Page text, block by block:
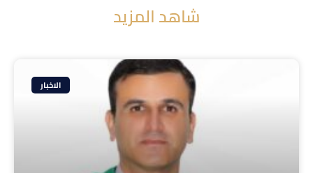
شاهد المزيد
الاخبار